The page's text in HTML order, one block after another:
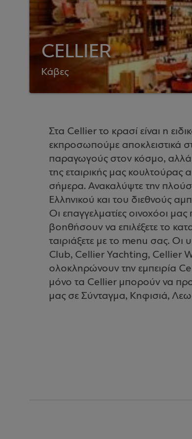
Κάβες
CELLIER
Στα Cellier το κρασί είναι η
εκπροσωπούμε αποκλειστικά
παραγωγούς στον κόσμο, αλλά
της εταιρικής μας κουλτούρας
σήμερα. Ανακαλύψτε την
Ελληνικού και του διεθνούς
Οι επαγγελματίες οινοχόοι
βοηθήσουν να επιλέξετε το
ταιριάξετε με το menu σας. Οι
Club, Cellier Yachting, Cellier
ολοκληρώνουν την εμπειρία
μόνο τα Cellier μπορούν να
μας σε Σύνταγμα, Κηφισιά,